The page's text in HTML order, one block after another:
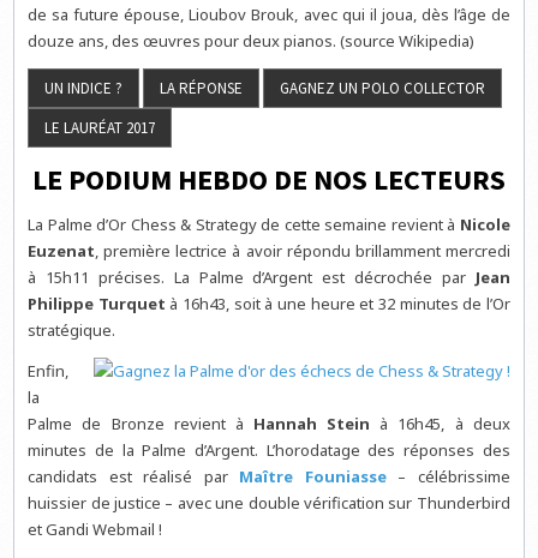
de sa future épouse, Lioubov Brouk, avec qui il joua, dès l’âge de
douze ans, des œuvres pour deux pianos. (source Wikipedia)
LE PODIUM HEBDO DE NOS LECTEURS
La Palme d’Or Chess & Strategy de cette semaine revient à Nicole
Euzenat, première lectrice à avoir répondu brillamment mercredi
à 15h11 précises. La Palme d’Argent est décrochée par Jean
Philippe Turquet à 16h43, soit à une heure et 32 minutes de l’Or
stratégique.
Enfin,
la
Palme de Bronze revient à Hannah Stein à 16h45, à deux
minutes de la Palme d’Argent. L’horodatage des réponses des
candidats est réalisé par Maître Founiasse– célébrissime
huissier de justice – avec une double vérification sur Thunderbird
et Gandi Webmail !